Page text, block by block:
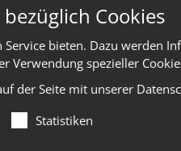
Cookies
bieten. Dazu werden
Verwendung spezieller
der Seite mit unserer
Statistiken